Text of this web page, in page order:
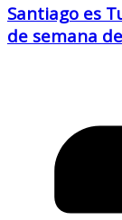
Santiago es
de semana